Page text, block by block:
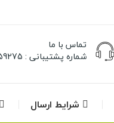
تماس با ما
شماره پشتیبانی : 09371359275
شرایط ارسال